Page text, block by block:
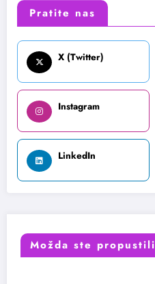
Pratite nas
X (Twitter)
Instagram
LinkedIn
Možda ste propustili